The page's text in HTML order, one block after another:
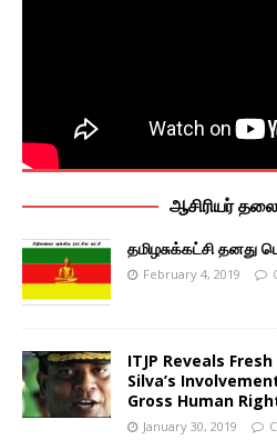
ஆசிரியர்
தமிழசுக்கட்சி தனது
February 4, 2019
ITJP Reveals
Silva’s
Gross Human
January 30, 2019